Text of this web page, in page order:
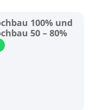
100% und
50 – 80%